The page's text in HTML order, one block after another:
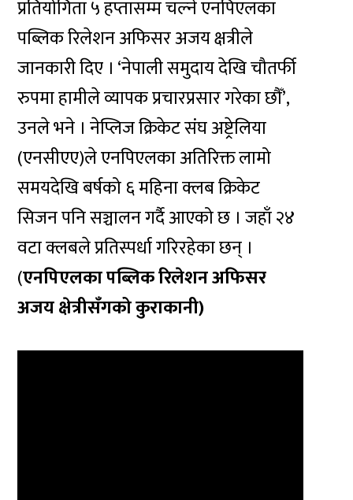
प्रतियोगिता ५ हप्तासम्म चल्ने एनपिएलका
पब्लिक रिलेशन अफिसर अजय क्षत्रीले
जानकारी दिए । ‘नेपाली समुदाय देखि चौतर्फी
रुपमा हामीले व्यापक प्रचारप्रसार गरेका छौँ’,
उनले भने । नेप्लिज क्रिकेट संघ अष्ट्रेलिया
(एनसीएए)ले एनपिएलका अतिरिक्त लामो
समयदेखि बर्षको ६ महिना क्लब क्रिकेट
सिजन पनि सञ्चालन गर्दै आएको छ । जहाँ २४
वटा क्लबले प्रतिस्पर्धा गरिरहेका छन् ।
(एनपिएलका पब्लिक रिलेशन अफिसर
अजय क्षेत्रीसँगको कुराकानी)